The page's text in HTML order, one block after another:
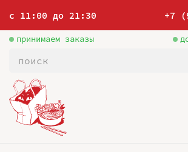
с 11:00 до 21:30 +7
принимаем заказы